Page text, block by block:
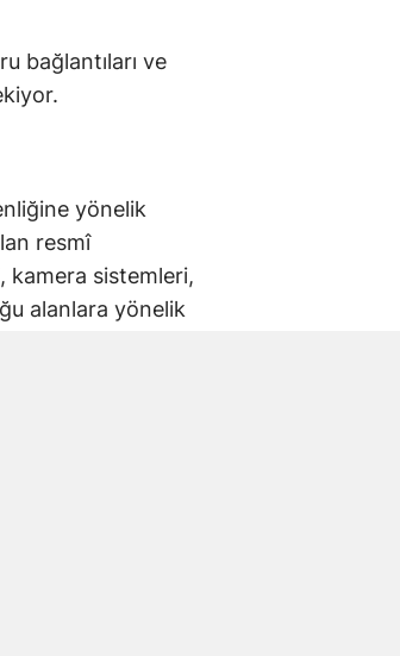
bağlantıları ve
yönelik
resmî
kamera sistemleri,
alanlara yönelik